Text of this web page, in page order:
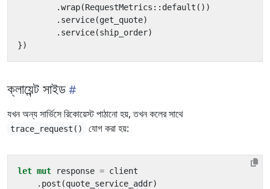
.wrap(RequestMetrics :: default ())
. service(get_quote)
. service(ship_order)
})
ক্লায়েন্ট সাইড
যখন অন্য সার্ভিসে রিকোয়েস্ট পাঠানো হয়, তখন কলের সাথে
trace_request() যোগ করা হয়:
let mut response = client
. post (quote_service_addr)